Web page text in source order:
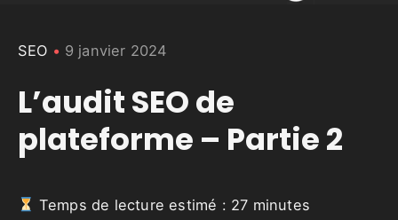
SEO 9 janvier 2024
L’audit SEO de
plateforme – Partie 2
Temps de lecture estimé : 27 minutes